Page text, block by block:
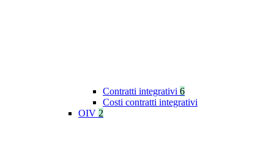
Contratti integrativi 6
Costi contratti integrativi
OIV 2